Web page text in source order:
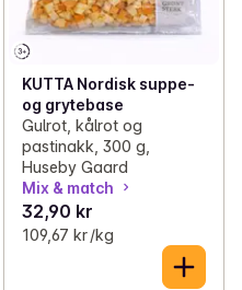
KUTTA Nordisk suppe-
og grytebase
Gulrot, kålrot og
pastinakk, 300 g,
Huseby Gaard
Mix & match
32,90 kr
109,67 kr /kg